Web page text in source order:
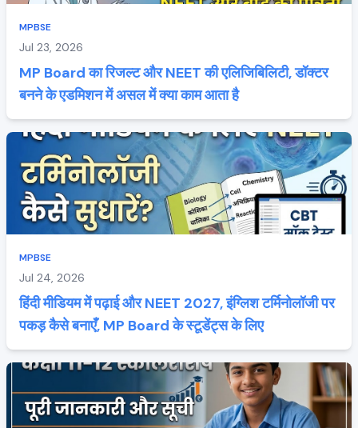
MPBSE
Jul 23, 2026
MP Board का रिजल्ट और NEET की एलिजिबिलिटी, डॉक्टर
बनने के एडमिशन में असल में क्या काम आता है
MPBSE
Jul 24, 2026
हिंदी मीडियम में पढ़ाई और NEET 2027, इंग्लिश टर्मिनोलॉजी पर
पकड़ कैसे बनाएँ, MP Board के स्टूडेंट्स के लिए